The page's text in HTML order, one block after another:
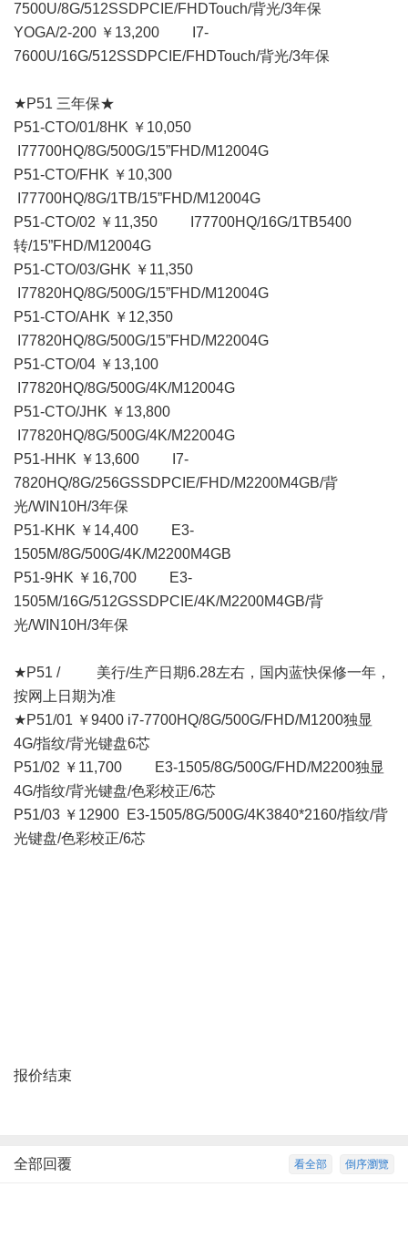
7500U/8G/512SSDPCIE/FHDTouch/背光/3年保
YOGA/2-200 ￥13,200 I7-
7600U/16G/512SSDPCIE/FHDTouch/背光/3年保
★P51 三年保★
P51-CTO/01/8HK ￥10,050
I77700HQ/8G/500G/15”FHD/M12004G
P51-CTO/FHK ￥10,300
I77700HQ/8G/1TB/15”FHD/M12004G
P51-CTO/02 ￥11,350 I77700HQ/16G/1TB5400
转/15”FHD/M12004G
P51-CTO/03/GHK ￥11,350
I77820HQ/8G/500G/15”FHD/M12004G
P51-CTO/AHK ￥12,350
I77820HQ/8G/500G/15”FHD/M22004G
P51-CTO/04 ￥13,100
I77820HQ/8G/500G/4K/M12004G
P51-CTO/JHK ￥13,800
I77820HQ/8G/500G/4K/M22004G
P51-HHK ￥13,600 I7-
7820HQ/8G/256GSSDPCIE/FHD/M2200M4GB/背
光/WIN10H/3年保
P51-KHK ￥14,400 E3-
1505M/8G/500G/4K/M2200M4GB
P51-9HK ￥16,700 E3-
1505M/16G/512GSSDPCIE/4K/M2200M4GB/背
光/WIN10H/3年保
★P51 / 美行/生产日期6.28左右，国内蓝快保修一年，
按网上日期为准
★P51/01 ￥9400 i7-7700HQ/8G/500G/FHD/M1200独显
4G/指纹/背光键盘6芯
P51/02 ￥11,700 E3-1505/8G/500G/FHD/M2200独显
4G/指纹/背光键盘/色彩校正/6芯
P51/03 ￥12900 E3-1505/8G/500G/4K3840*2160/指纹/背
光键盘/色彩校正/6芯
报价结束
倒序瀏覽
看全部
全部回覆